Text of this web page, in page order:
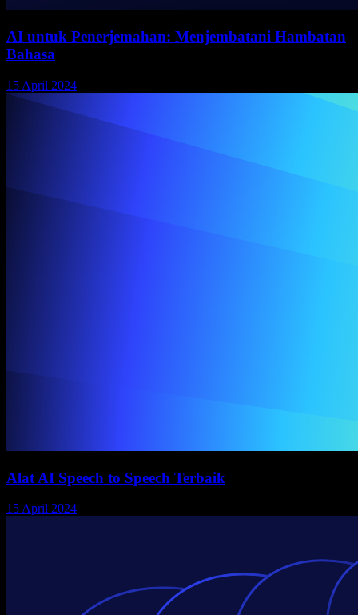
AI untuk Penerjemahan: Menjembatani Hambatan
Bahasa
15 April 2024
Alat AI Speech to Speech Terbaik
15 April 2024